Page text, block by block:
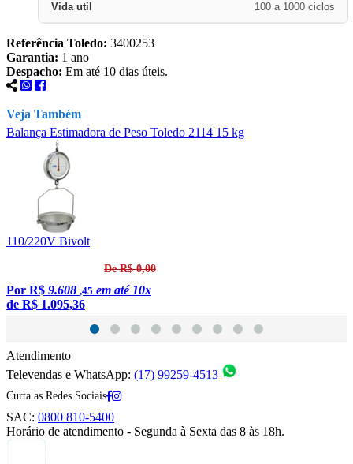
Vida util 100 a 1000 ciclos
Referência Toledo: 3400253
Garantia: 1 ano
Despacho: Em até 10 dias úteis.
Veja Também
Balança Estimadora de Peso Toledo 2114 15 kg
110/220V Bivolt
De R$ 0,00
Por R$ 9.608 ,45 em até 10x
de R$ 1.095,36
Atendimento
Televendas e WhatsApp: (17) 99259-4513
Curta as Redes Sociais
SAC: 0800 810-5400
Horário de atendimento - Segunda à Sexta das 8 às 18h.